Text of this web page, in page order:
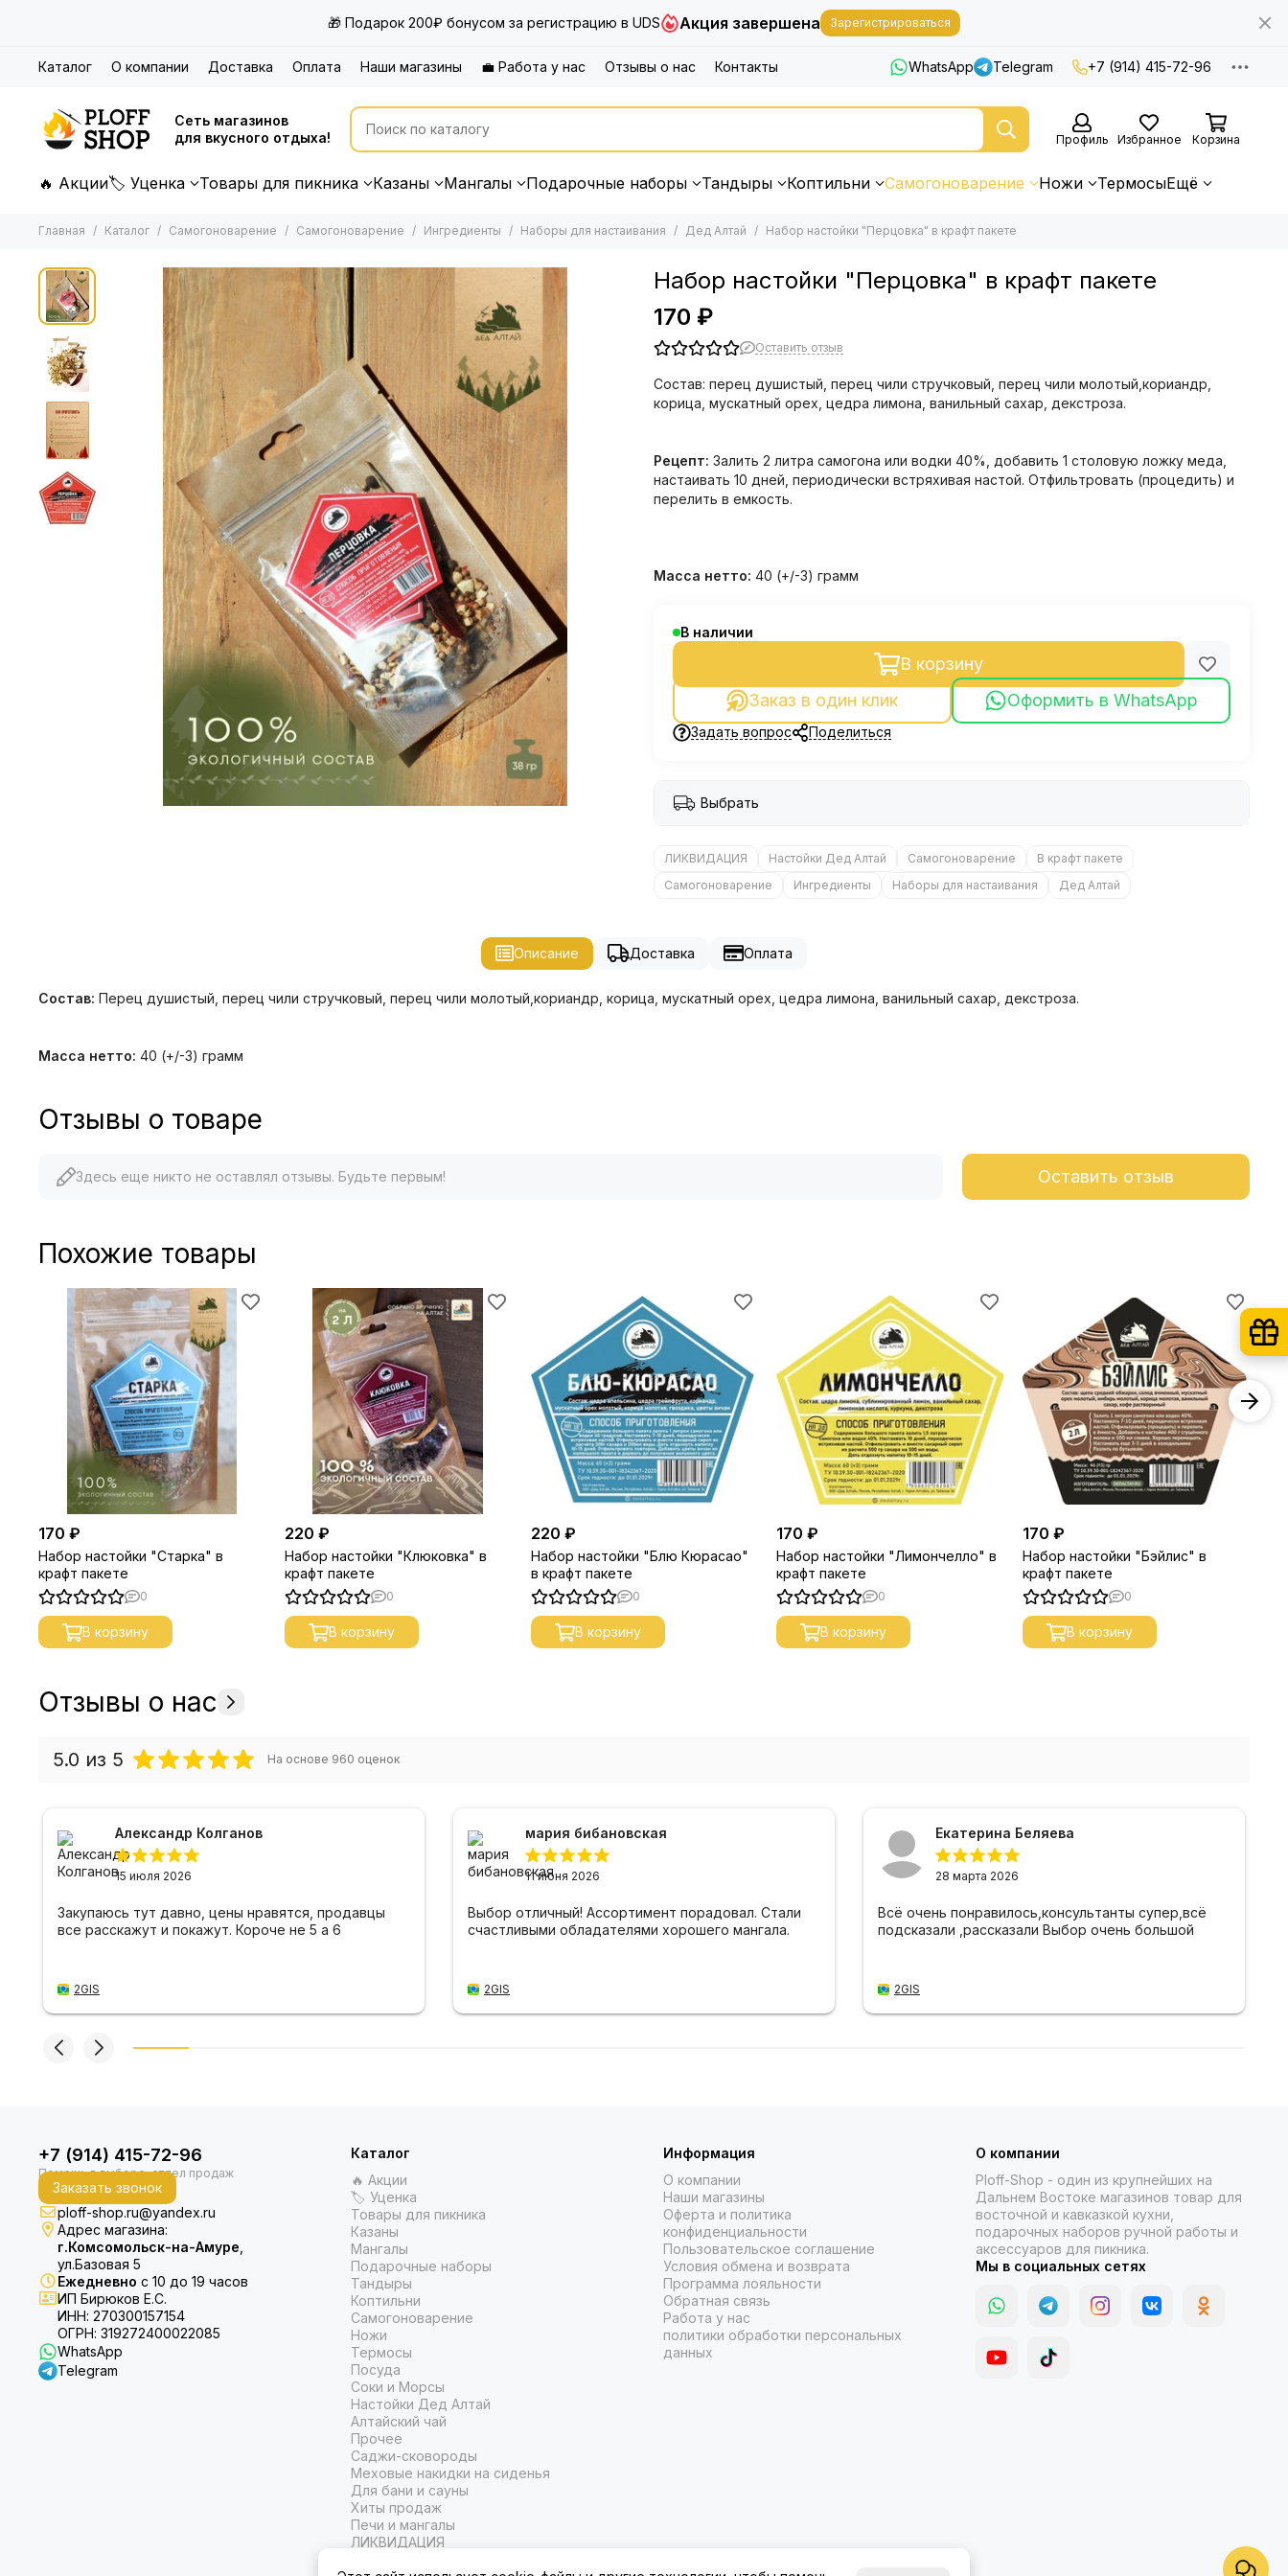
🎁 Подарок 200₽ бонусом за регистрацию в UDS Акция завершена Зарегистрироваться
Каталог О компании Доставка Оплата Наши магазины 💼 Работа у нас Отзывы о нас Контакты WhatsApp Telegram +7 (914) 415-72-96
Сеть магазинов
для вкусного отдыха!
Профиль Избранное Корзина
🔥 Акции🏷 Уценка Товары для пикника Казаны Мангалы Подарочные наборы Тандыры Коптильни Самогоноварение Ножи ТермосыЕщё
Главная Каталог Самогоноварение Самогоноварение Ингредиенты Наборы для настаивания Дед Алтай Набор настойки "Перцовка" в крафт пакете
Набор настойки "Перцовка" в крафт пакете
170 ₽
Оставить отзыв
Состав: перец душистый, перец чили стручковый, перец чили молотый,кориандр,
корица, мускатный орех, цедра лимона, ванильный сахар, декстроза.
Рецепт: Залить 2 литра самогона или водки 40%, добавить 1 столовую ложку меда,
настаивать 10 дней, периодически встряхивая настой. Отфильтровать (процедить) и
перелить в емкость.
Масса нетто: 40 (+/-3) грамм
В наличии
В корзину
Заказ в один клик
Оформить в WhatsApp
Задать вопрос Поделиться
Выбрать
ЛИКВИДАЦИЯ Настойки Дед Алтай Самогоноварение
В крафт пакете
Самогоноварение
Ингредиенты Наборы для настаивания Дед Алтай
Описание Доставка Оплата
Состав: Перец душистый, перец чили стручковый, перец чили молотый,кориандр, корица, мускатный орех, цедра лимона, ванильный сахар, декстроза.
Масса нетто: 40 (+/-3) грамм
Отзывы о товаре
Здесь еще никто не оставлял отзывы. Будьте первым! Оставить отзыв
Похожие товары
170 ₽
Набор настойки "Старка" в
крафт пакете
0
В корзину
220 ₽
Набор настойки "Клюковка" в
крафт пакете
0
В корзину
220 ₽
Набор настойки "Блю Кюрасао"
в крафт пакете
0
В корзину
170 ₽
Набор настойки "Лимончелло" в
крафт пакете
0
В корзину
170 ₽
Набор настойки "Бэйлис" в
крафт пакете
0
В корзину
Отзывы о нас
5.0 из 5 На основе 960 оценок
Александр Колганов
15 июля 2026
Закупаюсь тут давно, цены нравятся, продавцы
все расскажут и покажут. Короче не 5 а 6
2GIS
мария бибановская
11 июня 2026
Выбор отличный! Ассортимент порадовал. Стали
счастливыми обладателями хорошего мангала.
2GIS
Екатерина Беляева
28 марта 2026
Всё очень понравилось,консультанты супер,всё
подсказали ,рассказали Выбор очень большой
2GIS
+7 (914) 415-72-96
Заказать звонок
ploff-shop.ru@yandex.ru
Адрес магазина:
г.Комсомольск-на-Амуре,
ул.Базовая 5
Ежедневно с 10 до 19 часов
ИП Бирюков Е.С.
ИНН: 270300157154
ОГРН: 319272400022085
WhatsApp
Telegram
Каталог
🔥 Акции
🏷 Уценка
Товары для пикника
Казаны
Мангалы
Подарочные наборы
Тандыры
Коптильни
Самогоноварение
Ножи
Термосы
Посуда
Соки и Морсы
Настойки Дед Алтай
Алтайский чай
Прочее
Саджи-сковороды
Меховые накидки на сиденья
Для бани и сауны
Хиты продаж
Печи и мангалы
ЛИКВИДАЦИЯ
Информация
О компании
Наши магазины
Оферта и политика
конфиденциальности
Пользовательское соглашение
Условия обмена и возврата
Программа лояльности
Обратная связь
Работа у нас
политики обработки персональных
данных
О компании
Ploff-Shop - один из крупнейших на
Дальнем Востоке магазинов товар для
восточной и кавказкой кухни,
подарочных наборов ручной работы и
аксессуаров для пикника.
Мы в социальных сетях